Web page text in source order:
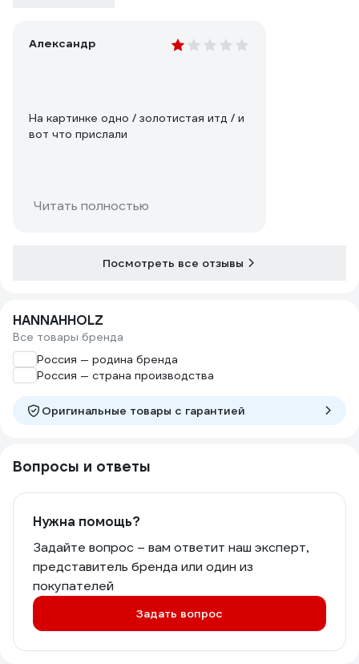
Александр
На картинке одно / золотистая итд / и
вот что прислали
Читать полностью
Посмотреть все отзывы
HANNAHHOLZ
Все товары бренда
Россия — родина бренда
Россия — страна производства
Оригинальные товары c гарантией
Вопросы и ответы
Нужна помощь?
Задайте вопрос – вам ответит наш эксперт,
представитель бренда или один из
покупателей
Задать вопрос